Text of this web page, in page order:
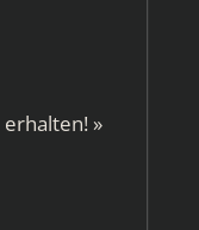
erhalten! »